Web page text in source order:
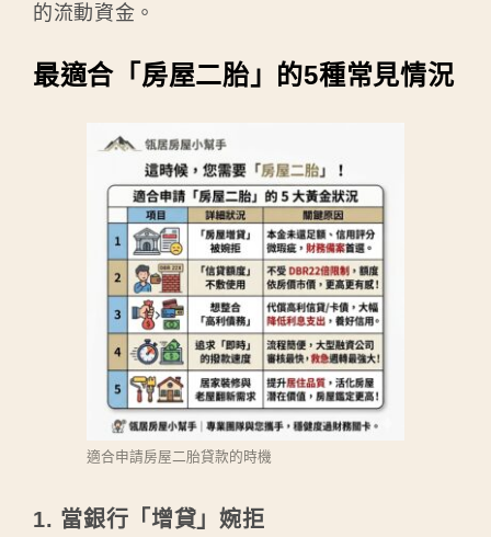
的流動資金。
最適合「房屋二胎」的5種常見情況
適合申請房屋二胎貸款的時機
1. 當銀行「增貸」婉拒